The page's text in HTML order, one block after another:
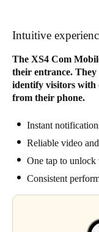
Intuitive
The XS4 Com
their entrance. They
identify visitors with
from their phone.
Instant
Reliable video
One tap to unlock
Consistent